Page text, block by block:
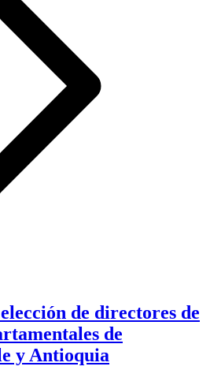
de directores de
de
y Antioquia